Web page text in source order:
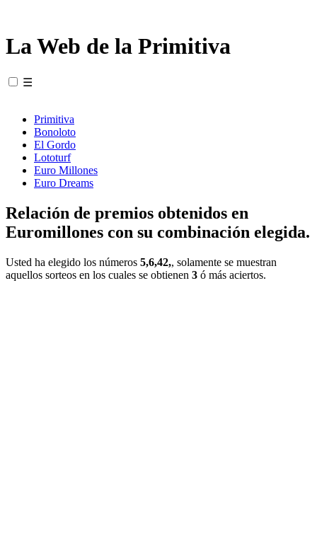
La Web de la Primitiva
☰
Primitiva
Bonoloto
El Gordo
Lototurf
Euro Millones
Euro Dreams
Relación de premios obtenidos en
Euromillones con su combinación elegida.
Usted ha elegido los números 5,6,42,, solamente se muestran
aquellos sorteos en los cuales se obtienen 3 ó más aciertos.